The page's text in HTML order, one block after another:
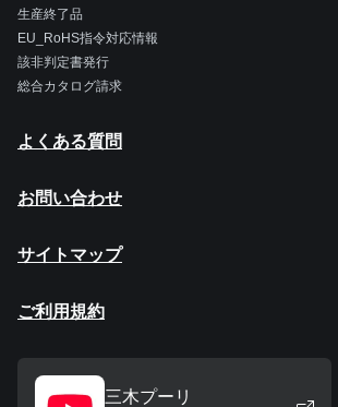
生産終了品
EU_RoHS指令対応情報
該非判定書発行
総合カタログ請求
よくある質問
お問い合わせ
サイトマップ
ご利用規約
三木プーリ